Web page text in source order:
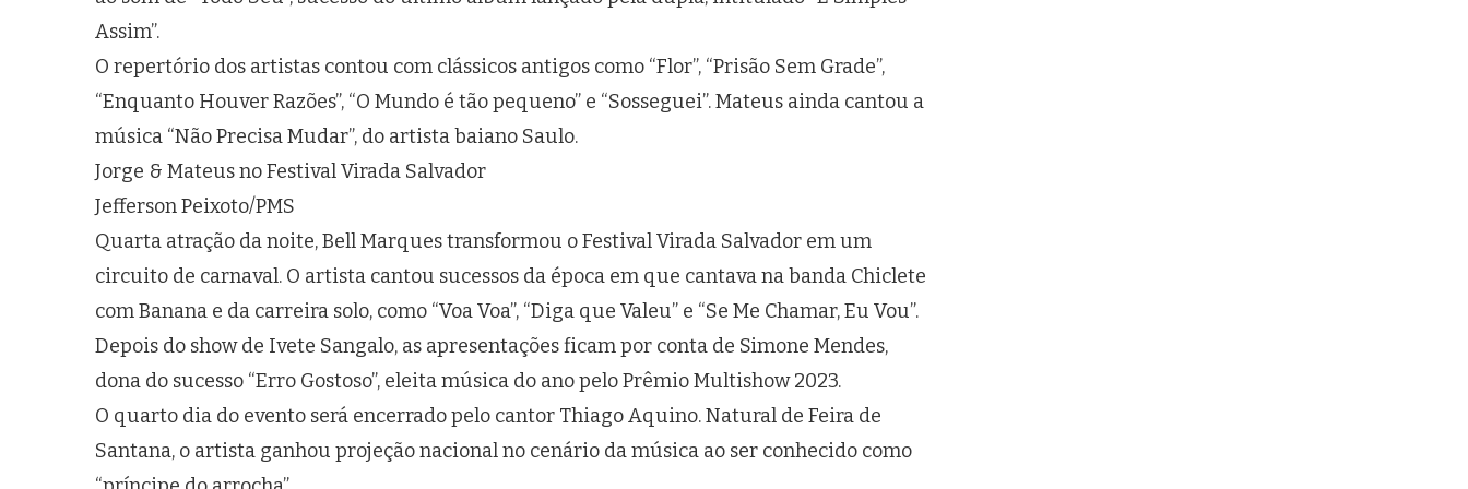
Assim”.
O repertório dos artistas contou com clássicos antigos como “Flor”, “Prisão Sem Grade”,
“Enquanto Houver Razões”, “O Mundo é tão pequeno” e “Sosseguei”. Mateus ainda cantou a
música “Não Precisa Mudar”, do artista baiano Saulo.
Jorge & Mateus no Festival Virada Salvador
Jefferson Peixoto/PMS
Quarta atração da noite, Bell Marques transformou o Festival Virada Salvador em um
circuito de carnaval. O artista cantou sucessos da época em que cantava na banda Chiclete
com Banana e da carreira solo, como “Voa Voa”, “Diga que Valeu” e “Se Me Chamar, Eu Vou”.
Depois do show de Ivete Sangalo, as apresentações ficam por conta de Simone Mendes,
dona do sucesso “Erro Gostoso”, eleita música do ano pelo Prêmio Multishow 2023.
O quarto dia do evento será encerrado pelo cantor Thiago Aquino. Natural de Feira de
Santana, o artista ganhou projeção nacional no cenário da música ao ser conhecido como